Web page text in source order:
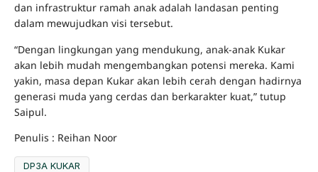
dan infrastruktur ramah anak adalah landasan penting
dalam mewujudkan visi tersebut.
“Dengan lingkungan yang mendukung, anak-anak Kukar
akan lebih mudah mengembangkan potensi mereka. Kami
yakin, masa depan Kukar akan lebih cerah dengan hadirnya
generasi muda yang cerdas dan berkarakter kuat,” tutup
Saipul.
Penulis : Reihan Noor
DP3A KUKAR